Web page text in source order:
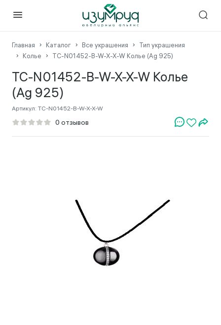
Главная Каталог Все украшения
Тип украшения
Колье
TC-N01452-B-W-X-X-W Колье (Ag 925)
TC-N01452-B-W-X-X-W Колье
(Ag 925)
Артикул: TC-N01452-B-W-X-X-W